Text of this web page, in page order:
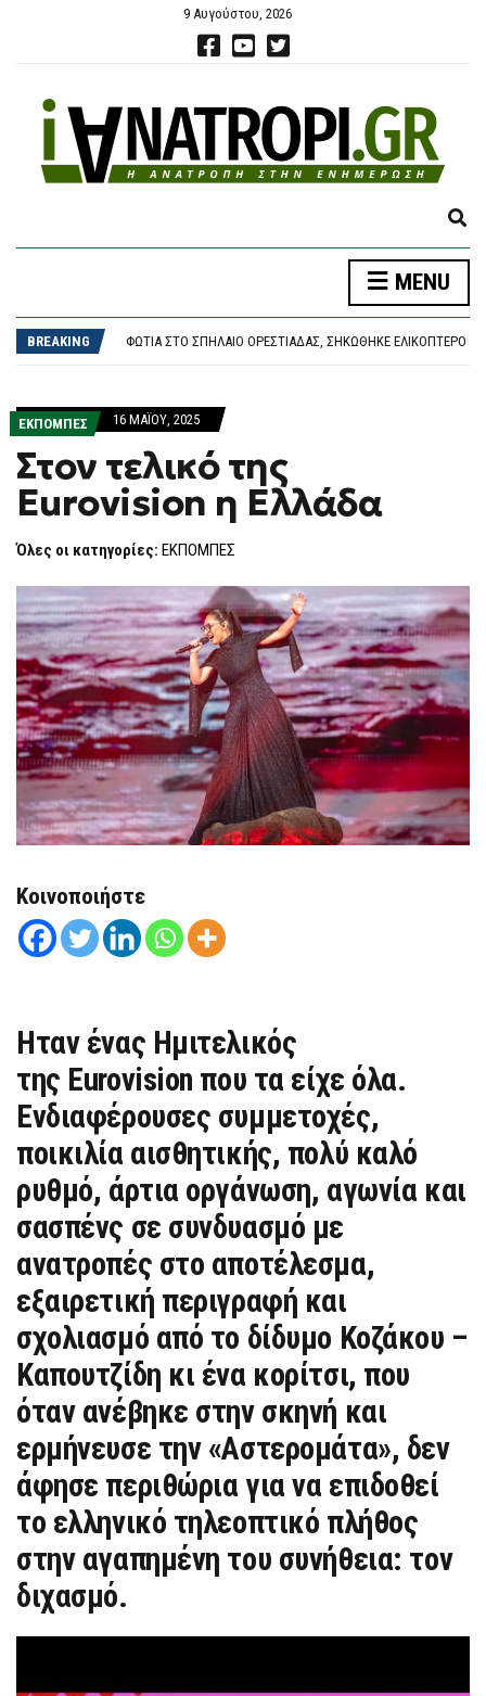
9 Αυγούστου, 2026
E
P
N
MENU
BREAKING
ΦΩΤΙΈΣ: ΝΈΟΣ ΕΦΙΆΛΤΗΣ ΈΩΣ ΤΗΝ ΤΕΤΆΡΤΗ – 9 ΜΠΟΦΌΡ, 40ΆΡΙΑ ΚΑΙ «HOT-DRY-WINDY» ΑΠΕΙΛΟΎΝ ΤΗ ΧΏΡΑ
ΦΩΤΙΆ ΣΤΟ ΣΠΉΛΑΙΟ ΟΡΕΣΤΙΆΔΑΣ, ΣΗΚΏΘΗΚΕ ΕΛΙΚΌΠΤΕΡΟ
ΕΚΠΟΜΠΕΣ
16 ΜΑΪ́ΟΥ, 2025
Στον τελικό της
Eurovision η Ελλάδα
Όλες οι κατηγορίες: ΕΚΠΟΜΠΕΣ
Κοινοποιήστε
Ηταν ένας Ημιτελικός
της Eurovision που τα είχε όλα.
Ενδιαφέρουσες συμμετοχές,
ποικιλία αισθητικής, πολύ καλό
ρυθμό, άρτια οργάνωση, αγωνία και
σασπένς σε συνδυασμό με
ανατροπές στο αποτέλεσμα,
εξαιρετική περιγραφή και
σχολιασμό από το δίδυμο Κοζάκου –
Καπουτζίδη κι ένα κορίτσι, που
όταν ανέβηκε στην σκηνή και
ερμήνευσε την «Αστερομάτα», δεν
άφησε περιθώρια για να επιδοθεί
το ελληνικό τηλεοπτικό πλήθος
στην αγαπημένη του συνήθεια: τον
διχασμό.